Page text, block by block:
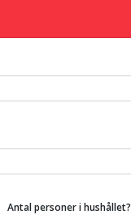
Antal personer i hushållet?